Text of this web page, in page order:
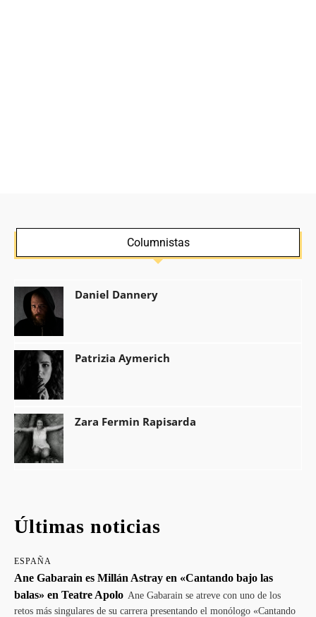
Columnistas
Daniel Dannery
Patrizia Aymerich
Zara Fermin Rapisarda
Últimas noticias
ESPAÑA
Ane Gabarain es Millán Astray en «Cantando bajo las
balas» en Teatre Apolo Ane Gabarain se atreve con uno de los
retos más singulares de su carrera presentando el monólogo «Cantando